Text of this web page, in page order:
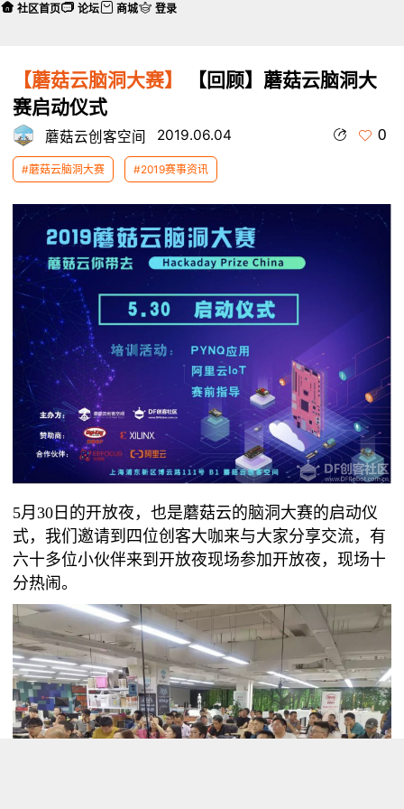
【蘑菇云脑洞大赛】
【回顾】蘑菇云脑洞大
赛启动仪式
蘑菇云创客空间 2019.06.04 0
#蘑菇云脑洞大赛 #2019赛事资讯
5月30日的开放夜，也是蘑菇云的脑洞大赛的启动仪
式，我们邀请到四位创客大咖来与大家分享交流，有
六十多位小伙伴来到开放夜现场参加开放夜，现场十
分热闹。
社区首页 论坛 商城 登录